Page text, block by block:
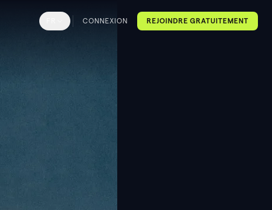
CONNEXION REJOINDRE GRATUITEMENT